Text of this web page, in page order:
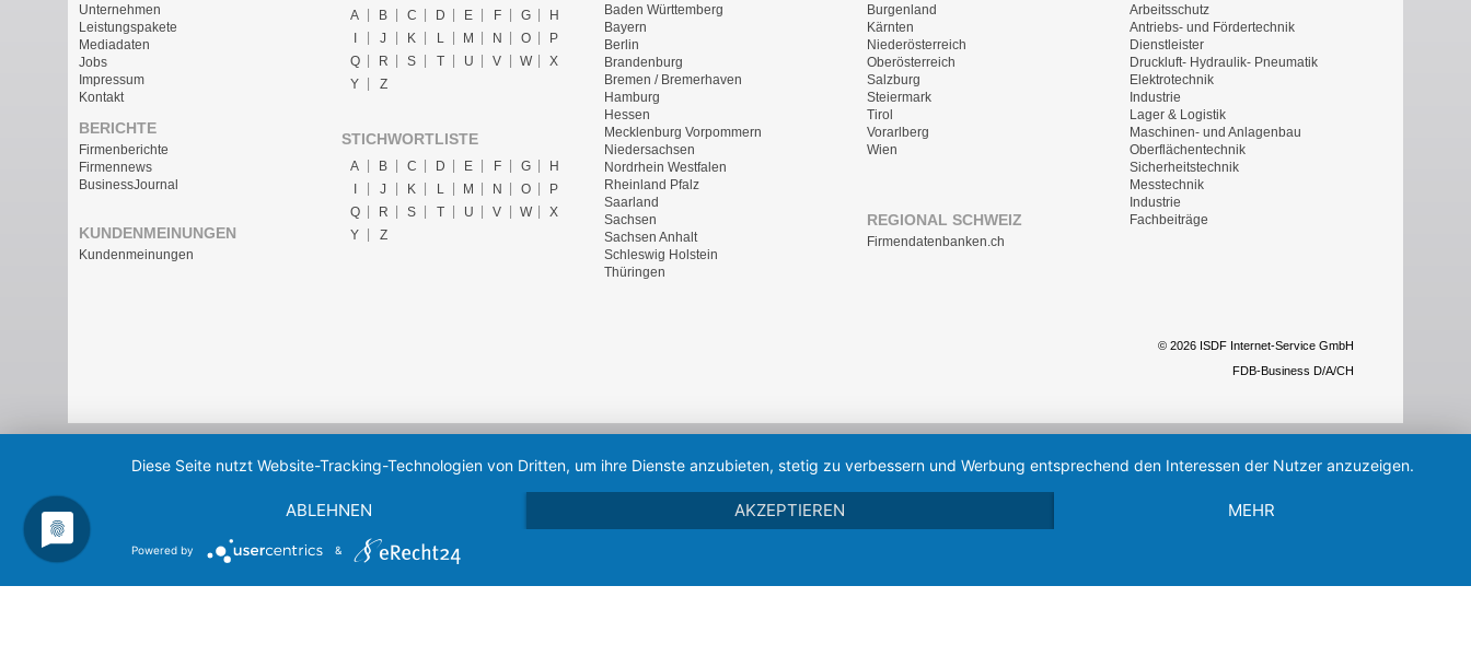
Unternehmen
Leistungspakete
Mediadaten
Jobs
Impressum
Kontakt
BERICHTE
Firmenberichte
Firmennews
BusinessJournal
KUNDENMEINUNGEN
Kundenmeinungen
A B C D E F G
H
J K L M N O
P
Q
R S T U V W
X
Y
Z
STICHWORTLISTE
A B C D E F G
H
J K L M N O
P
Q
R S T U V W
X
Y
Z
Baden Württemberg
Bayern
Berlin
Brandenburg
Bremen / Bremerhaven
Hamburg
Hessen
Mecklenburg Vorpommern
Niedersachsen
Nordrhein Westfalen
Rheinland Pfalz
Saarland
Sachsen
Sachsen Anhalt
Schleswig Holstein
Thüringen
Burgenland
Kärnten
Niederösterreich
Oberösterreich
Salzburg
Steiermark
Tirol
Vorarlberg
Wien
REGIONAL SCHWEIZ
Firmendatenbanken.ch
Arbeitsschutz
Antriebs- und Fördertechnik
Dienstleister
Druckluft- Hydraulik- Pneumatik
Elektrotechnik
Industrie
Lager & Logistik
Maschinen- und Anlagenbau
Oberflächentechnik
Sicherheitstechnik
Messtechnik
Industrie
Fachbeiträge
© 2026 ISDF Internet-Service GmbH
FDB-Business D/A/CH
Diese Seite nutzt Website-Tracking-Technologien von Dritten, um ihre Dienste anzubieten, stetig zu verbessern und Werbung entsprechend den Interessen der Nutzer anzuzeigen.
ABLEHNEN AKZEPTIEREN MEHR
Powered by &